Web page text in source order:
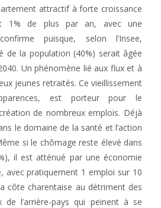
attractif à forte croissance
1% de plus par an, avec une
puisque, selon l’Insee,
de la population (40%) serait âgée
Un phénomène lié aux flux et à
jeunes retraités. Ce vieillissement
est porteur pour le
de nombreux emplois. Déjà
le domaine de la santé et l’action
si le chômage reste élevé dans
il est atténué par une économie
avec pratiquement 1 emploi sur 10
côte charentaise au détriment des
de l’arrière-pays qui peinent à se